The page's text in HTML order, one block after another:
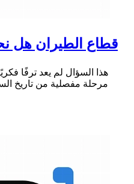
قطاع الطيران هل
هذا السؤال لم يعد ترفًا
مرحلة مفصلية من تاريخ